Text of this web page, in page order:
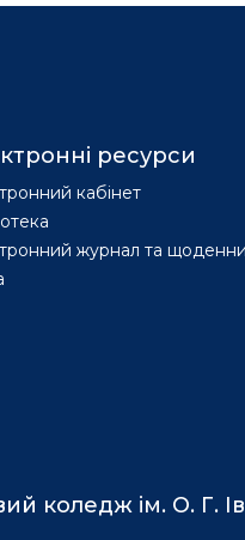
ресурси
кабінет
журнал та
коледж ім. О. Г.